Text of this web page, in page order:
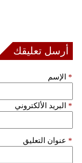
أرسل تعليقك
الإسم *
البريد الألكتروني *
عنوان التعليق *